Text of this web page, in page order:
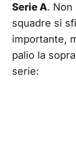
Serie A. Non
squadre si
importante,
palio la
serie: